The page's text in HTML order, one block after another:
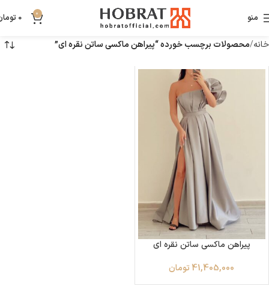
منو 0
0
خانه محصولات برچسب خورده “پیراهن ماکسی ساتن نقره ای”
پیراهن ماکسی ساتن نقره ای
41,405,000 تومان